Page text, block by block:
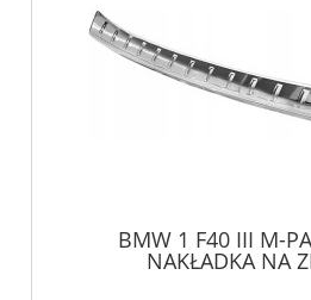
BMW 1 F40 III M-
NAKŁADKA NA